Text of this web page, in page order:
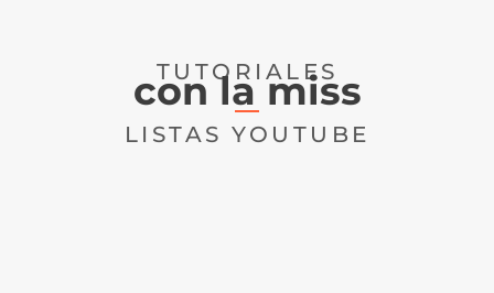
TUTORIALES
con la miss
LISTAS YOUTUBE